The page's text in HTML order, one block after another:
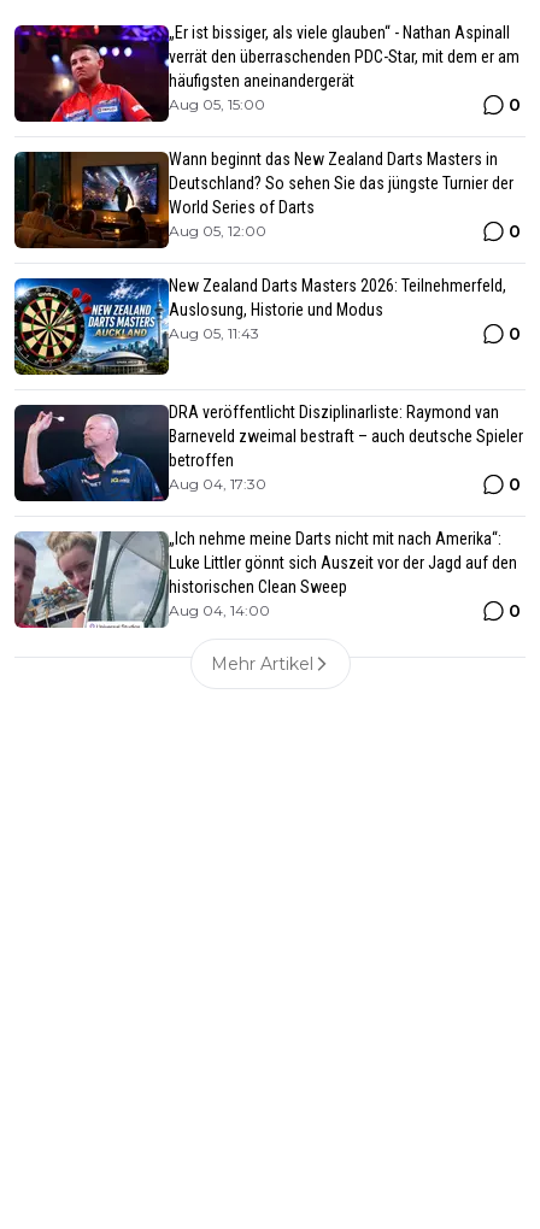
„Er ist bissiger, als viele glauben“ - Nathan Aspinall
verrät den überraschenden PDC-Star, mit dem er am
häufigsten aneinandergerät
Aug 05, 15:00 0
Wann beginnt das New Zealand Darts Masters in
Deutschland? So sehen Sie das jüngste Turnier der
World Series of Darts
Aug 05, 12:00 0
New Zealand Darts Masters 2026: Teilnehmerfeld,
Auslosung, Historie und Modus
Aug 05, 11:43 0
DRA veröffentlicht Disziplinarliste: Raymond van
Barneveld zweimal bestraft – auch deutsche Spieler
betroffen
Aug 04, 17:30 0
„Ich nehme meine Darts nicht mit nach Amerika“:
Luke Littler gönnt sich Auszeit vor der Jagd auf den
historischen Clean Sweep
Aug 04, 14:00 0
Mehr Artikel